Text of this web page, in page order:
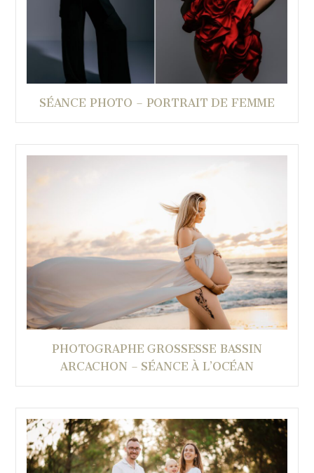
SÉANCE PHOTO – PORTRAIT DE FEMME
PHOTOGRAPHE GROSSESSE BASSIN
ARCACHON – SÉANCE À L’OCÉAN